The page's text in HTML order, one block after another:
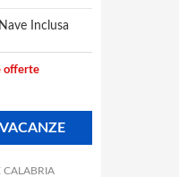
Inclusa
offerte
CALABRIA